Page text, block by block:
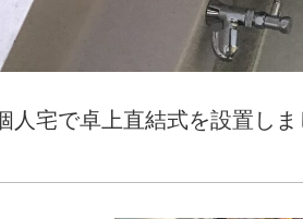
人宅で卓上直結式を設置しま